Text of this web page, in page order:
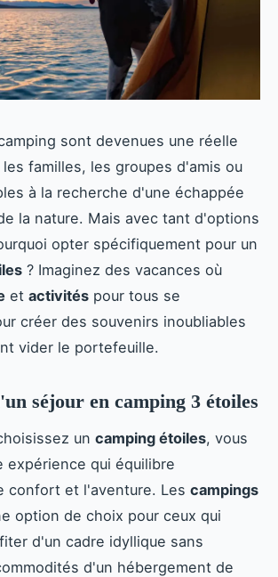
sont devenues une réelle
familles, les groupes d'amis ou
à la recherche d'une échappée
la nature. Mais avec tant d'options
opter spécifiquement pour un
? Imaginez des vacances où
et activités pour tous se
créer des souvenirs inoubliables
vider le portefeuille.
séjour en camping 3 étoiles
un camping étoiles, vous
expérience qui équilibre
confort et l'aventure. Les campings
option de choix pour ceux qui
d'un cadre idyllique sans
d'un hébergement de